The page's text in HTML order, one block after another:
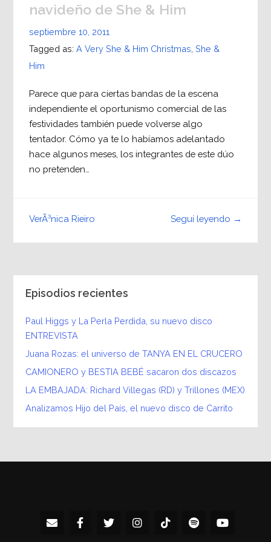
navideño de She & Him
septiembre 10, 2011
Tagged as: A Very She & Him Christmas She &
Him
Parece que para ciertas bandas de la escena
independiente el oportunismo comercial de las
festividades también puede volverse algo
tentador. Cómo ya te lo habíamos adelantado
hace algunos meses, los integrantes de este dúo
no pretenden…
Seguí leyendo →
VerÃ³nica Rieiro
Episodios recientes
Paul Higgs y La Perla Perdida, su nuevo disco
ENTREVISTA
Juana Rozas: el universo de TANYA EN EL CRUCERO
CAMIONERO y BESTIA BEBÉ sacaron dos discazos
LA EMBAJADA: Richard Villegas (RD) y Trillones (MEX)
Analizamos Hijo del País, el nuevo disco de Carrito